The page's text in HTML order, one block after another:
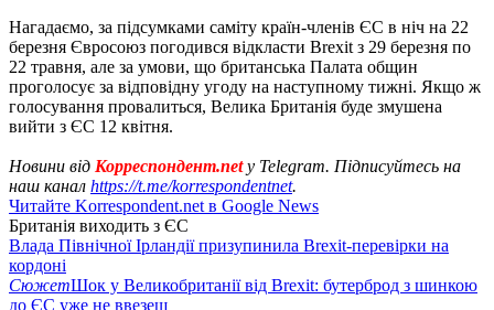
Нагадаємо, за підсумками саміту країн-членів ЄС в ніч на 22
березня Євросоюз погодився відкласти Brexit з 29 березня по
22 травня, але за умови, що британська Палата общин
проголосує за відповідну угоду на наступному тижні. Якщо ж
голосування провалиться, Велика Британія буде змушена
вийти з ЄС 12 квітня.
Новини від Корреспондент.netу Telegram. Підписуйтесь на
наш канал https://t.me/korrespondentnet.
Читайте Korrespondent.net в Google News
Британія виходить з ЄС
Влада Північної Ірландії призупинила Brexit-перевірки на
кордоні
СюжетШок у Великобританії від Brexit: бутерброд з шинкою
до ЄС уже не ввезеш